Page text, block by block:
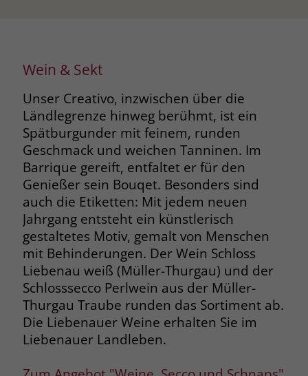
Wein & Sekt
Unser Creativo, inzwischen über die
Ländlegrenze hinweg berühmt, ist ein
Spätburgunder mit feinem, runden
Geschmack und weichen Tanninen. Im
Barrique gereift, entfaltet er für den
Genießer sein Bouqet. Besonders sind
auch die Etiketten: Mit jedem neuen
Jahrgang entsteht ein künstlerisch
gestaltetes Motiv, gemalt von Menschen
mit Behinderungen. Der Wein Schloss
Liebenau weiß (Müller-Thurgau) und der
Schlosssecco Perlwein aus der Müller-
Thurgau Traube runden das Sortiment ab.
Die Liebenauer Weine erhalten Sie im
Liebenauer Landleben.